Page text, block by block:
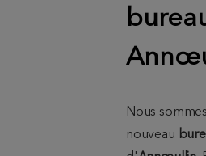
Nous
nouveau